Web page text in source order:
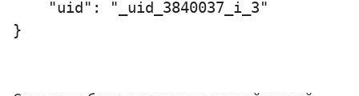
    "uid": "_uid_3840037_i_3"